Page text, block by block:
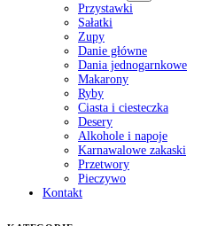
Przystawki
Sałatki
Zupy
Danie główne
Dania jednogarnkowe
Makarony
Ryby
Ciasta i ciesteczka
Desery
Alkohole i napoje
Karnawalowe zakaski
Przetwory
Pieczywo
Kontakt